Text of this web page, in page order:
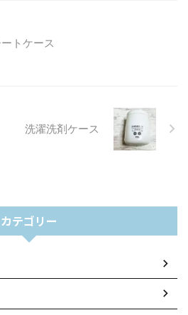
トケース
洗濯洗剤ケース
カテゴリー